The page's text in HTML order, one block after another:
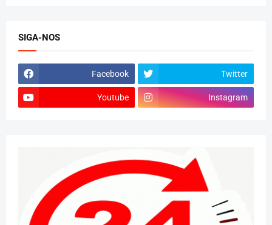
SIGA-NOS
Facebook Twitter
Youtube Instagram